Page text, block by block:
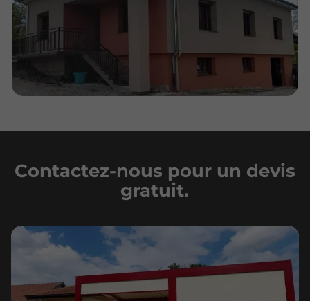
Contactez-nous pour un devis
gratuit.